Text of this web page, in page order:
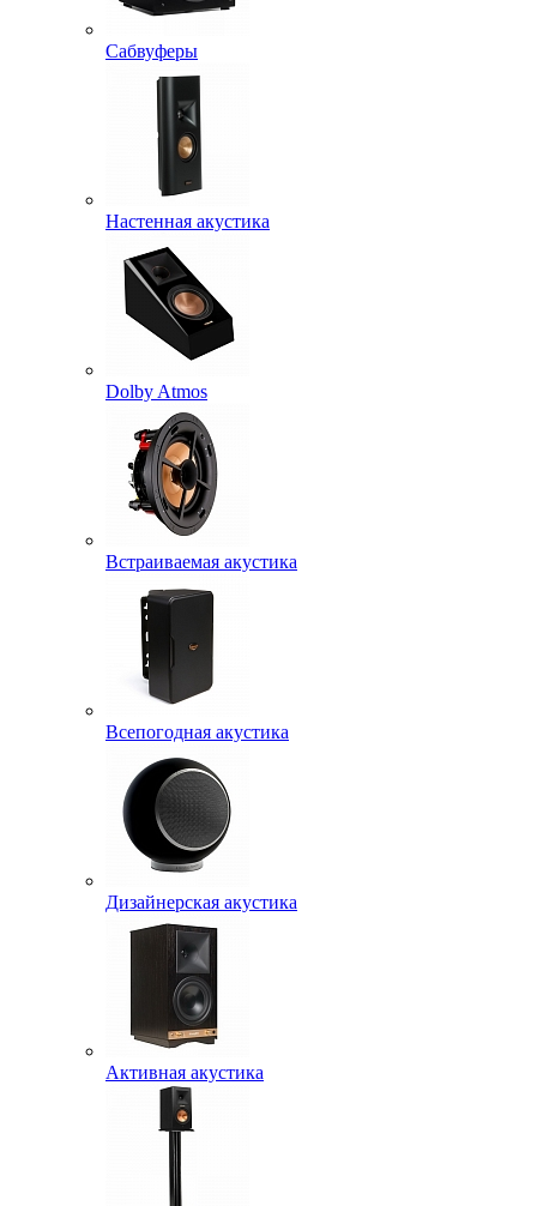
Сабвуферы
Настенная акустика
Dolby Atmos
Встраиваемая акустика
Всепогодная акустика
Дизайнерская акустика
Активная акустика